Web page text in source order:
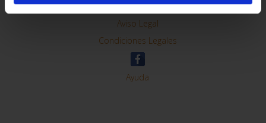
Preguntas Frequentes (FAQs)
Aviso Legal
Condiciones Legales
Ayuda